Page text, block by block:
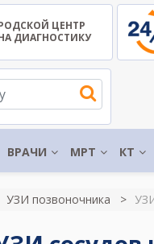
ЦЕНТР
ДИАГНОСТИКУ
ВРАЧИ МРТ КТ
УЗИ позвоночника